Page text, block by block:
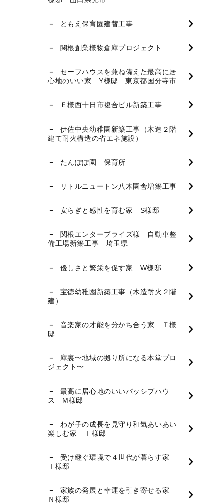
ともえ保育園建替工事
関根創業様物倉庫プロジェクト
セーフハウスを兼ね備えた最高に居
心地のいい家 Y様邸 東京都国分寺市
Ｅ様西十日市複合ビル新築工事
伊佐中央幼稚園新築工事（木造２階
建て耐火構造の省エネ施設）
たんぽぽ園 保育所
リトルニュートン八木園舎増築工事
安らぎと感性を育む家 S様邸
関根エンタープライズ様 自動車整
備工場新築工事 埼玉県
優しさと繁栄を促す家 W様邸
宝徳幼稚園新築工事（木造耐火２階
建）
音楽家の才能を分かち合う家 Ｔ様
邸
庫裏〜地域の拠り所になる本堂プロ
ジェクト〜
最高に居心地のいいパッシブハウ
ス M様邸
わが子の成長を見守り和気あいあい
楽しむ家 Ｉ様邸
受け継ぐ環境で４世代が暮らす家
Ｉ様邸
家族の発展と幸運を引き寄せる家
Ｎ様邸